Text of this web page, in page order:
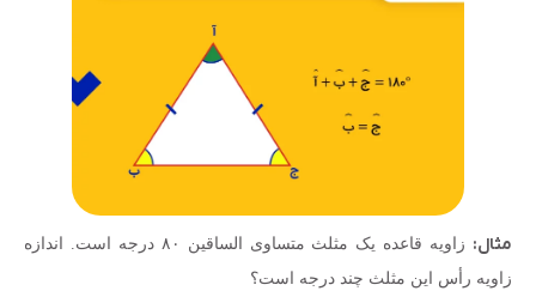
مثال:
زاویه قاعده یک مثلث متساوی الساقین ۸۰ درجه است. اندازه
زاویه رأس این مثلث چند درجه است؟